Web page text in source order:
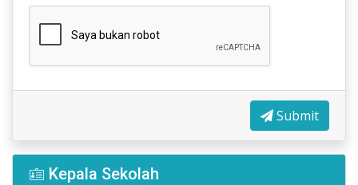
Submit
Kepala Sekolah